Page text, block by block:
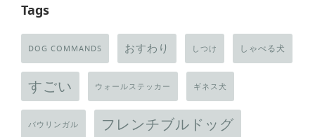
Tags
DOG COMMANDS おすわり しつけ しゃべる犬
すごい ウォールステッカー ギネス犬
バウリンガル フレンチブルドッグ